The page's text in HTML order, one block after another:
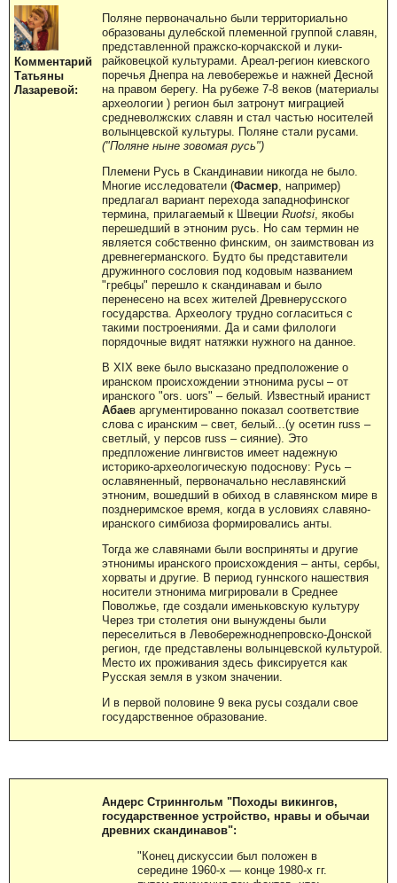
Комментарий
Татьяны
Лазаревой:
Поляне первоначально были территориально
образованы дулебской племенной группой славян,
представленной пражско-корчакской и луки-
райковецкой культурами. Ареал-регион киевского
поречья Днепра на левобережье и нажней Десной
на правом берегу. На рубеже 7-8 веков (материалы
археологии ) регион был затронут миграцией
средневолжских славян и стал частью носителей
волынцевской культуры. Поляне стали русами.
("Поляне ныне зовомая русь")
Племени Русь в Скандинавии никогда не было.
Многие исследователи (Фасмер , например)
предлагал вариант перехода западнофинског
термина, прилагаемый к Швеции Ruotsi , якобы
перешедший в этноним русь. Но сам термин не
является собственно финским, он заимствован из
древнегерманского. Будто бы представители
дружинного сословия под кодовым названием
"гребцы" перешло к скандинавам и было
перенесено на всех жителей Древнерусского
государства. Археологу трудно согласиться с
такими построениями. Да и сами филологи
порядочные видят натяжки нужного на данное.
В XIX веке было высказано предположение о
иранском происхождении этнонима русы – от
иранского "ors. uors" – белый. Известный иранист
Абаев аргументированно показал соответствие
слова с иранским – свет, белый...(у осетин russ –
светлый, у персов russ – сияние). Это
предпложение лингвистов имеет надежную
историко-археологическую подоснову: Русь –
ославяненный, первоначально неславянский
этноним, вошедший в обиход в славянском мире в
позднеримское время, когда в условиях славяно-
иранского симбиоза формировались анты.
Тогда же славянами были восприняты и другие
этнонимы иранского происхождения – анты, сербы,
хорваты и другие. В период гуннского нашествия
носители этнонима мигрировали в Среднее
Поволжье, где создали именьковскую культуру
Через три столетия они вынуждены были
переселиться в Левобережноднепровско-Донской
регион, где представлены волынцевской культурой.
Место их проживания здесь фиксируется как
Русская земля в узком значении.
И в первой половине 9 века русы создали свое
государственное образование.
Андерс Стриннгольм "Походы викингов,
государственное устройство, нравы и обычаи
древних скандинавов":
"Конец дискуссии был положен в
середине 1960-х — конце 1980-х гг.